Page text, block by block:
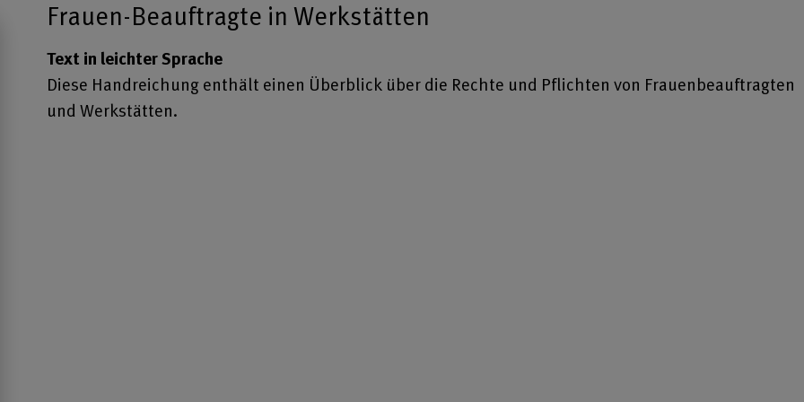
Frauen-Beauftragte in Werkstätten
Text in leichter Sprache
Diese Handreichung enthält einen Überblick über die Rechte und Pflichten von Frauenbeauftragten
und Werkstätten.